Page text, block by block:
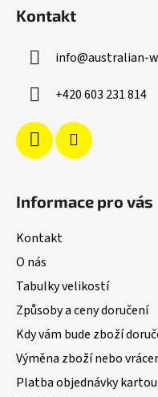
Kontakt
info@australian-
+420 603 231 814
Informace pro vás
Kontakt
O nás
Tabulky velikostí
Způsoby a ceny doručení
Kdy vám bude zboží
Výměna zboží nebo
Platba objednávky kartou